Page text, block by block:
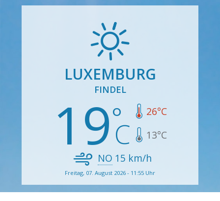
LUXEMBURG
FINDEL
19 26°C
13°C
NO 15 km/h
Freitag, 07. August 2026 - 11:55 Uhr